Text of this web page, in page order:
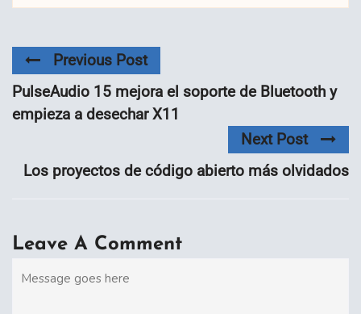
Previous Post
PulseAudio 15 mejora el soporte de Bluetooth y
empieza a desechar X11
Next Post
Los proyectos de código abierto más olvidados
Leave A Comment